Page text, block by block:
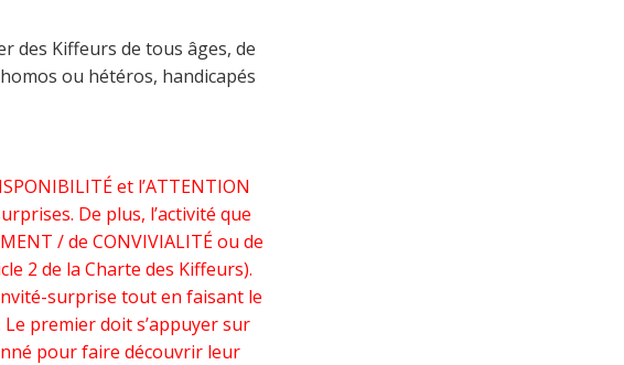
des Kiffeurs de tous âges, de
ou hétéros, handicapés
et l’ATTENTION
De plus, l’activité que
/ de CONVIVIALITÉ ou de
2 de la Charte des Kiffeurs).
surprise tout en faisant le
premier doit s’appuyer sur
pour faire découvrir leur